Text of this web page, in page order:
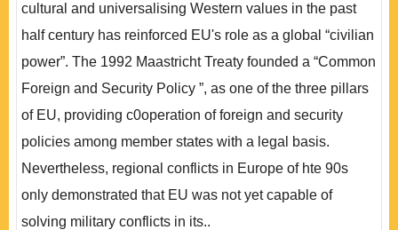
cultural and universalising Western values in the past
half century has reinforced EU's role as a global “civilian
power”. The 1992 Maastricht Treaty founded a “Common
Foreign and Security Policy ”, as one of the three pillars
of EU, providing c0operation of foreign and security
policies among member states with a legal basis.
Nevertheless, regional conflicts in Europe of hte 90s
only demonstrated that EU was not yet capable of
solving military conflicts in its..